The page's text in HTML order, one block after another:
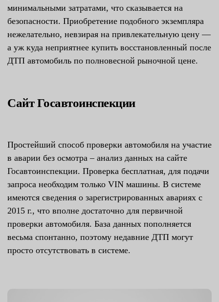
минимальными затратами, что сказывается на
безопасности. Приобретение подобного экземпляра
нежелательно, невзирая на привлекательную цену —
а уж куда неприятнее купить восстановленный после
ДТП автомобиль по полновесной рыночной цене.
Сайт Госавтоинспекции
Простейший способ проверки автомобиля на участие
в аварии без осмотра – анализ данных на сайте
Госавтоинспекции. Проверка бесплатная, для подачи
запроса необходим только VIN машины. В системе
имеются сведения о зарегистрированных авариях с
2015 г., что вполне достаточно для первичной
проверки автомобиля. База данных пополняется
весьма спонтанно, поэтому недавние ДТП могут
просто отсутствовать в системе.